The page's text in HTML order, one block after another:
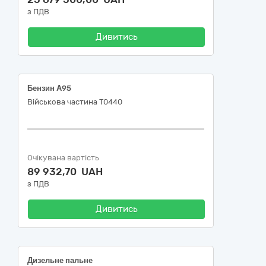
з ПДВ
Дивитись
Бензин А95
Військова частина Т0440
Очікувана вартість
89 932,70 UAH
з ПДВ
Дивитись
Дизельне пальне